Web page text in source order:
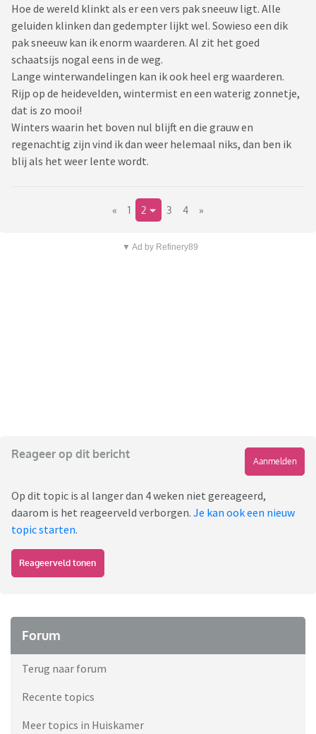
Hoe de wereld klinkt als er een vers pak sneeuw ligt. Alle
geluiden klinken dan gedempter lijkt wel. Sowieso een dik
pak sneeuw kan ik enorm waarderen. Al zit het goed
schaatsijs nogal eens in de weg.
Lange winterwandelingen kan ik ook heel erg waarderen.
Rijp op de heidevelden, wintermist en een waterig zonnetje,
dat is zo mooi!
Winters waarin het boven nul blijft en die grauw en
regenachtig zijn vind ik dan weer helemaal niks, dan ben ik
blij als het weer lente wordt.
« 1 2 3 4 »
▼ Ad by Refinery89
Reageer op dit bericht
Aanmelden
Op dit topic is al langer dan 4 weken niet gereageerd,
daarom is het reageerveld verborgen. Je kan ook een nieuw
topic starten.
Reageerveld tonen
Forum
Terug naar forum
Recente topics
Meer topics in Huiskamer